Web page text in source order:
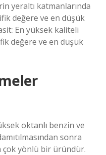
yeraltı katmanlarında
değere ve en düşük
En yüksek kaliteli
değere ve en düşük
oktanlı benzin ve
sonra
çok yönlü bir üründür.